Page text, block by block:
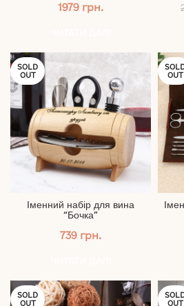
1979 грн.
SOLD
OUT
Іменний набір для вина
“Бочка”
739 грн.
OUT
SOLD
OUT
OUT